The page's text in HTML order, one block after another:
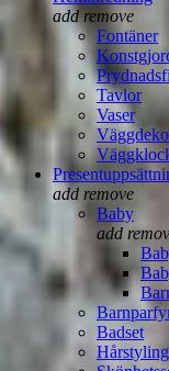
add remove
Fontäner
Tavlor
Vaser
add remove
Baby
add
Badset